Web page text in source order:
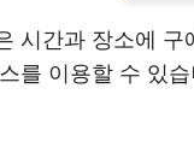
시간과 장소에
를 이용할 수 있